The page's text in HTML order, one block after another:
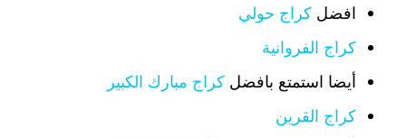
افضل كراج حولي
كراج الفروانية
أيضا استمتع بافضل كراج مبارك الكبير
كراج القرين